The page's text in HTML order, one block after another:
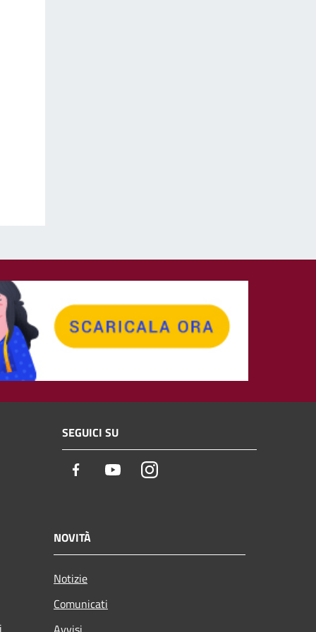
SEGUICI SU
Facebook YoutubeInstagram
NOVITÀ
Notizie
Comunicati